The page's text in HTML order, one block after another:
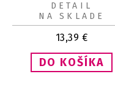
13,39 €
DETAIL
NA SKLADE